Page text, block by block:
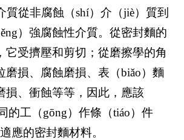
從非腐蝕（shí）介（jiè）質到
）強腐蝕性介質。從密封麵的
它受擠壓和剪切；從磨擦學的角
磨損、腐蝕磨損、表（biǎo）麵
損、衝蝕等等，因此，應該
的工（gōng）作條（tiáo）件
應的密封麵材料。